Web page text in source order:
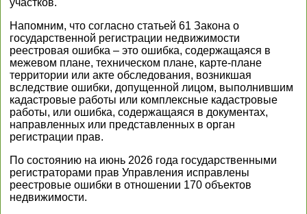
участков.
Напомним, что согласно статьей 61 Закона о
государственной регистрации недвижимости
реестровая ошибка – это ошибка, содержащаяся в
межевом плане, техническом плане, карте-плане
территории или акте обследования, возникшая
вследствие ошибки, допущенной лицом, выполнившим
кадастровые работы или комплексные кадастровые
работы, или ошибка, содержащаяся в документах,
направленных или представленных в орган
регистрации прав.
По состоянию на июнь 2026 года государственными
регистраторами прав Управления исправлены
реестровые ошибки в отношении 170 объектов
недвижимости.